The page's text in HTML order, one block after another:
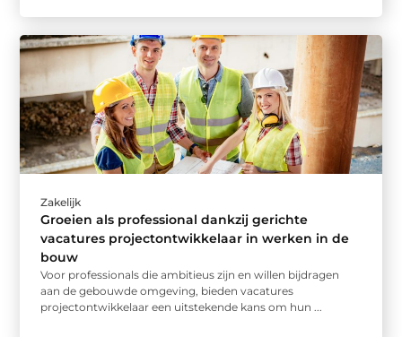
Zakelijk
Groeien als professional dankzij gerichte
vacatures projectontwikkelaar in werken in de
bouw
Voor professionals die ambitieus zijn en willen bijdragen
aan de gebouwde omgeving, bieden vacatures
projectontwikkelaar een uitstekende kans om hun ...